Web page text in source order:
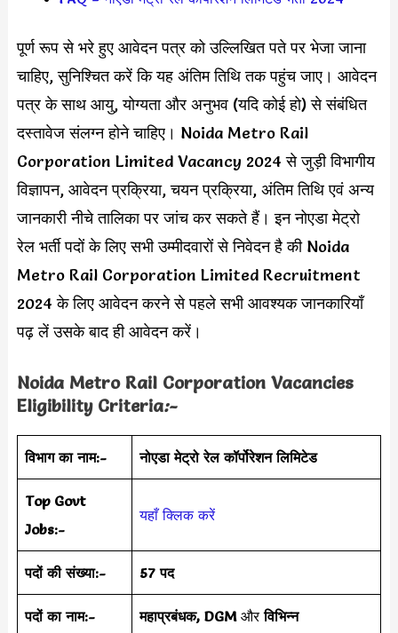
पूर्ण रूप से भरे हुए आवेदन पत्र को उल्लिखित पते पर भेजा जाना
चाहिए, सुनिश्चित करें कि यह अंतिम तिथि तक पहुंच जाए। आवेदन
पत्र के साथ आयु, योग्यता और अनुभव (यदि कोई हो) से संबंधित
दस्तावेज संलग्न होने चाहिए। Noida Metro Rail
Corporation Limited Vacancy 2024 से जुड़ी विभागीय
विज्ञापन, आवेदन प्रक्रिया, चयन प्रक्रिया, अंतिम तिथि एवं अन्य
जानकारी नीचे तालिका पर जांच कर सकते हैं। इन नोएडा मेट्रो
रेल भर्ती पदों के लिए सभी उम्मीदवारों से निवेदन है की Noida
Metro Rail Corporation Limited Recruitment
2024 के लिए आवेदन करने से पहले सभी आवश्यक जानकारियाँ
पढ़ लें उसके बाद ही आवेदन करें।
Noida Metro Rail Corporation Vacancies
Eligibility Criteria:-
विभाग का नाम:- नोएडा मेट्रो रेल कॉर्पोरेशनलिमिटेड
Top Govt
Jobs:-
यहाँ क्लिक करें
पदों की संख्या:- 57 पद
पदों का नाम:- महाप्रबंधक, DGMऔरविभिन्न